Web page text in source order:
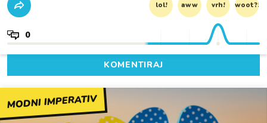
lol! aww vrh! woot?!
0
KOMENTIRAJ
MODNI IMPERATIV